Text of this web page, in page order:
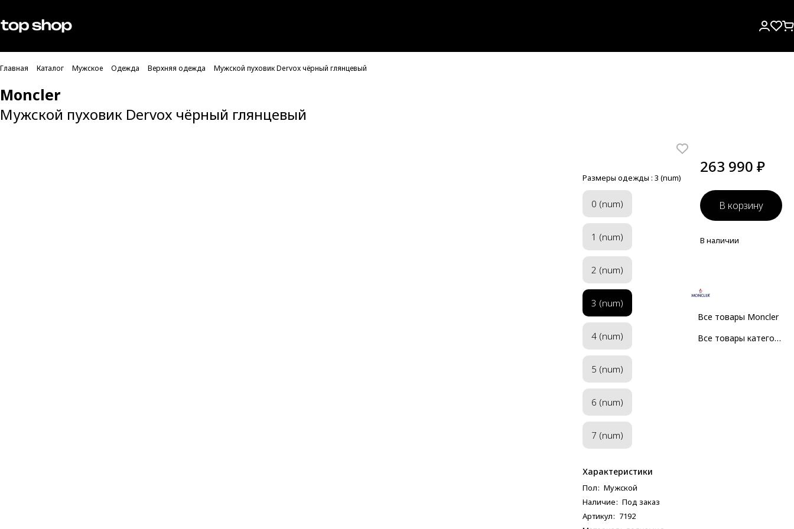
Проверка хлебных крошек
Главная Каталог Мужское Одежда Верхняя одежда Мужской пуховик Dervox чёрный глянцевый
Moncler
Мужской пуховик Dervox чёрный глянцевый
Размеры одежды : 3 (num)
0 (num)
1 (num)
2 (num)
3 (num)
4 (num)
5 (num)
6 (num)
7 (num)
Характеристики
Пол: Мужcкой
Наличие: Под заказ
Артикул: 7192
263 990 ₽
В корзину
В наличии
Все товары Moncler
Все товары категории